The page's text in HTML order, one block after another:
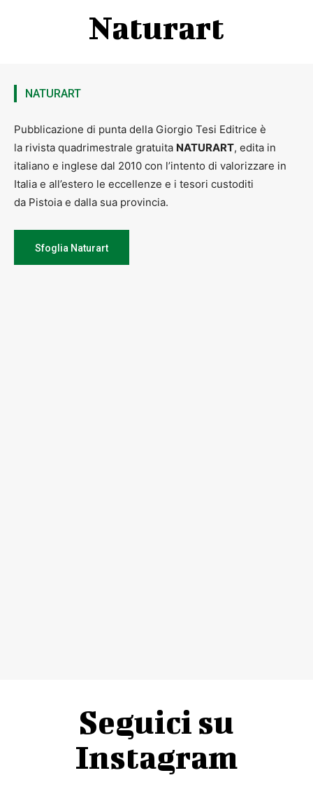
Naturart
NATURART
Pubblicazione di punta della Giorgio Tesi Editrice è
la rivista quadrimestrale gratuita NATURART, edita in
italiano e inglese dal 2010 con l’intento di valorizzare in
Italia e all’estero le eccellenze e i tesori custoditi
da Pistoia e dalla sua provincia.
Sfoglia Naturart
Seguici su
Instagram